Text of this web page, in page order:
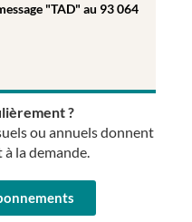
"TAD" au 93 064
?
ou annuels donnent
la demande.